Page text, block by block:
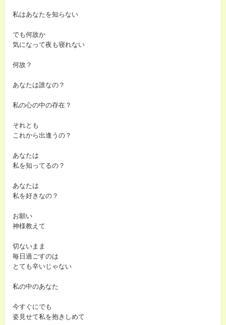
私はあなたを知らない
でも何故か
気になって夜も寝れない
何故？
あなたは誰なの？
私の心の中の存在？
それとも
これから出逢うの？
あなたは
私を知ってるの？
あなたは
私を好きなの？
お願い
神様教えて
切ないまま
毎日過ごすのは
とても辛いじゃない
私の中のあなた
今すぐにでも
姿見せて私を抱きしめて